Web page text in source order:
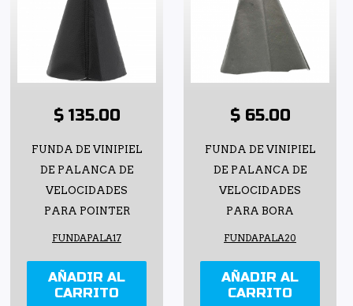
$ 135.00
FUNDA DE VINIPIEL
DE PALANCA DE
VELOCIDADES
PARA POINTER
FUNDAPALA17
AÑADIR AL
CARRITO
$ 65.00
FUNDA DE VINIPIEL
DE PALANCA DE
VELOCIDADES
PARA BORA
FUNDAPALA20
AÑADIR AL
CARRITO